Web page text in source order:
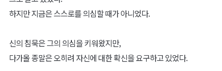
하지만 지금은 스스로를 의심할 때가 아니었다.
신의 침묵은 그의 의심을 키워왔지만,
다가올 종말은 오히려 자신에 대한 확신을 요구하고 있었다.